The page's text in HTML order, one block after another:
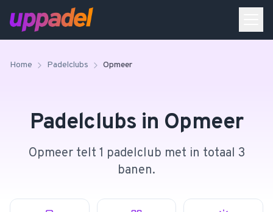
Home Padelclubs Opmeer
Padelclubs in Opmeer
Opmeer telt 1 padelclub met in totaal 3
banen.